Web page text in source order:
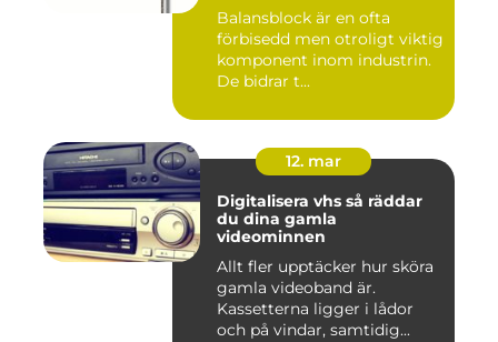
Balansblock är en ofta
förbisedd men otroligt viktig
komponent inom industrin.
De bidrar t...
12. mar
Digitalisera vhs så räddar
du dina gamla
videominnen
Allt fler upptäcker hur sköra
gamla videoband är.
Kassetterna ligger i lådor
och på vindar, samtidig...